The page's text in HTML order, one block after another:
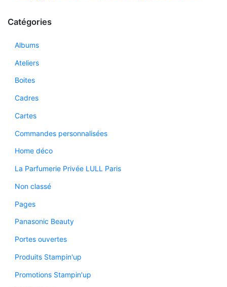
Catégories
Albums
Ateliers
Boites
Cadres
Cartes
Commandes personnalisées
Home déco
La Parfumerie Privée LULL Paris
Non classé
Pages
Panasonic Beauty
Portes ouvertes
Produits Stampin'up
Promotions Stampin'up